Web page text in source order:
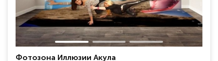
Фотозона Иллюзии Акула